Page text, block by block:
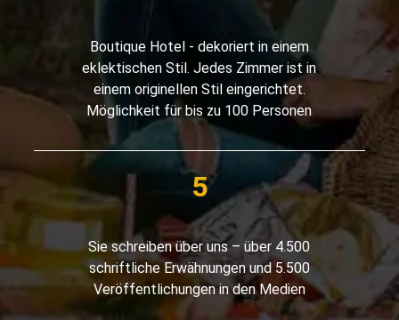
Boutique Hotel - dekoriert in einem
eklektischen Stil. Jedes Zimmer ist in
einem originellen Stil eingerichtet.
Möglichkeit für bis zu 100 Personen
Sie schreiben über uns – über 4.500
schriftliche Erwähnungen und 5.500
Veröffentlichungen in den Medien